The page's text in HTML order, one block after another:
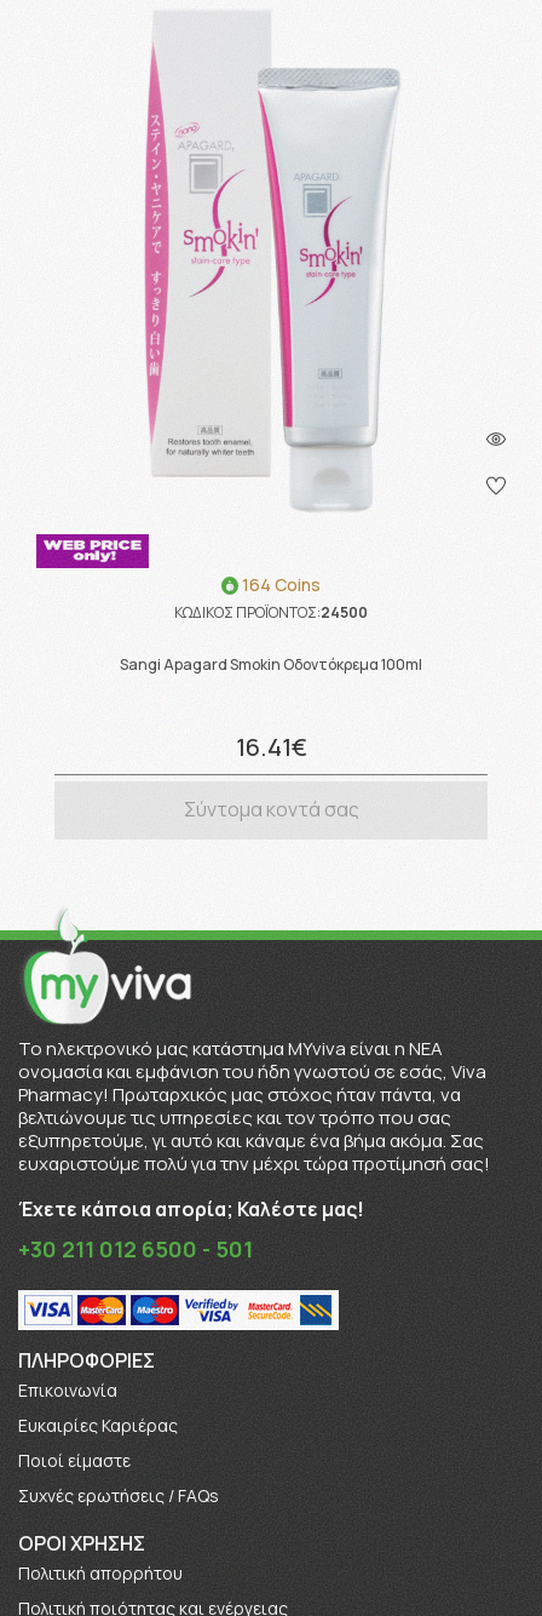
164 Coins
ΚΩΔΙΚΟΣ ΠΡΟΪΟΝΤΟΣ:24500
Sangi Apagard Smokin Οδοντόκρεμα 100ml
16.41€
Σύντομα κοντά σας
To ηλεκτρονικό μας κατάστημα MYviva είναι η ΝΕΑ
ονομασία και εμφάνιση του ήδη γνωστού σε εσάς, Viva
Pharmacy! Πρωταρχικός μας στόχος ήταν πάντα, να
βελτιώνουμε τις υπηρεσίες και τον τρόπο που σας
εξυπηρετούμε, γι αυτό και κάναμε ένα βήμα ακόμα. Σας
ευχαριστούμε πολύ για την μέχρι τώρα προτίμησή σας!
Έχετε κάποια απορία; Καλέστε μας!
+30 211 012 6500 - 501
ΠΛΗΡΟΦΟΡΊΕΣ
Επικοινωνία
Ευκαιρίες Καριέρας
Πoιοί είμαστε
Συχνές ερωτήσεις / FAQs
ΟΡΟΙ ΧΡΗΣΗΣ
Πολιτική απορρήτου
Πολιτική ποιότητας και ενέργειας